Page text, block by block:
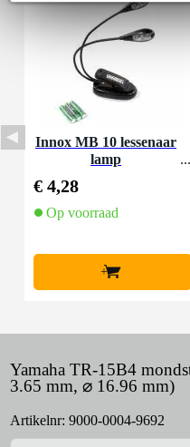
Innox MB 10 lessenaar
lamp
€ 4,28
Op voorraad
+
Yamaha TR-15B4
3.65 mm, ⌀ 16.96 mm)
Artikelnr: 9000-0004-9692